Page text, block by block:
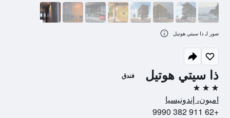
ذا سيتي هوتيل فندق
3 نجوم
امبون، إندونيسيا
+62 911 382 9990
صور لـ ذا سيتي هوتيل